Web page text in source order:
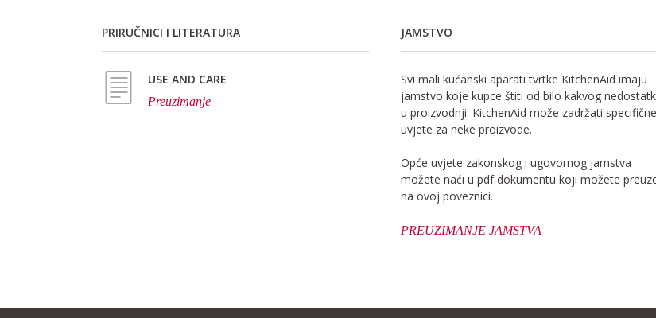
PRIRUČNICI I LITERATURA
USE AND CARE
Preuzimanje
JAMSTVO
Svi mali kućanski aparati tvrtke KitchenAid imaju
jamstvo koje kupce štiti od bilo kakvog
u proizvodnji. KitchenAid može zadržati specifične
uvjete za neke proizvode.
Opće uvjete zakonskog i ugovornog jamstva
možete naći u pdf dokumentu koji možete
na ovoj poveznici.
PREUZIMANJE JAMSTVA